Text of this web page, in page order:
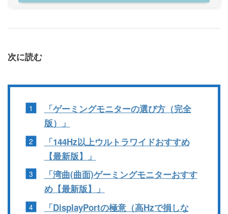
次に読む
「ゲーミングモニターの選び方（完全
版）」
「144Hz以上ウルトラワイドおすすめ
【最新版】」
「湾曲(曲面)ゲーミングモニターおすす
め【最新版】」
「DisplayPortの極意（高Hzで損しな